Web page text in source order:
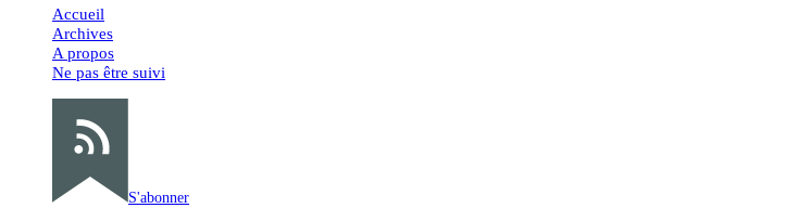
Accueil
Archives
A propos
Ne pas être suivi
S'abonner